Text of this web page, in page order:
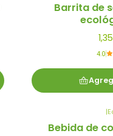
Barrita de
4.0
-50%
Promoción
|
Bebida de